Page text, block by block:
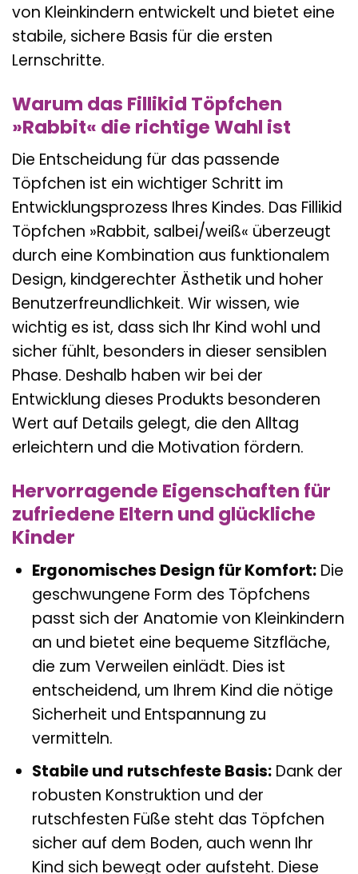
von Kleinkindern entwickelt und bietet eine
stabile, sichere Basis für die ersten
Lernschritte.
Warum das Fillikid Töpfchen
»Rabbit« die richtige Wahl ist
Die Entscheidung für das passende
Töpfchen ist ein wichtiger Schritt im
Entwicklungsprozess Ihres Kindes. Das Fillikid
Töpfchen »Rabbit, salbei/weiß« überzeugt
durch eine Kombination aus funktionalem
Design, kindgerechter Ästhetik und hoher
Benutzerfreundlichkeit. Wir wissen, wie
wichtig es ist, dass sich Ihr Kind wohl und
sicher fühlt, besonders in dieser sensiblen
Phase. Deshalb haben wir bei der
Entwicklung dieses Produkts besonderen
Wert auf Details gelegt, die den Alltag
erleichtern und die Motivation fördern.
Hervorragende Eigenschaften für
zufriedene Eltern und glückliche
Kinder
Ergonomisches Design für Komfort:Die
geschwungene Form des Töpfchens
passt sich der Anatomie von Kleinkindern
an und bietet eine bequeme Sitzfläche,
die zum Verweilen einlädt. Dies ist
entscheidend, um Ihrem Kind die nötige
Sicherheit und Entspannung zu
vermitteln.
Stabile und rutschfeste Basis:Dank der
robusten Konstruktion und der
rutschfesten Füße steht das Töpfchen
sicher auf dem Boden, auch wenn Ihr
Kind sich bewegt oder aufsteht. Diese